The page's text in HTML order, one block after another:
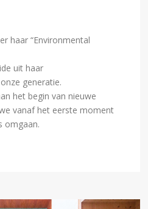
haar “Environmental
uit haar
generatie.
het begin van nieuwe
vanaf het eerste moment
omgaan.